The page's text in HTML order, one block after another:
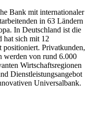
Bank mit internationaler
in 63 Ländern
In Deutschland ist die
hat sich mit 12
positioniert. Privatkunden,
werden von rund 6.000
Wirtschaftsregionen
Dienstleistungsangebot
Universalbank.